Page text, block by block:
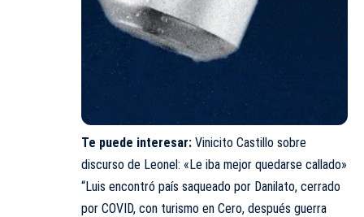
Te puede interesar: Vinicito Castillo sobre
discurso de Leonel: «Le iba mejor quedarse callado»
“Luis encontró país saqueado por Danilato, cerrado
por COVID, con turismo en Cero, después guerra